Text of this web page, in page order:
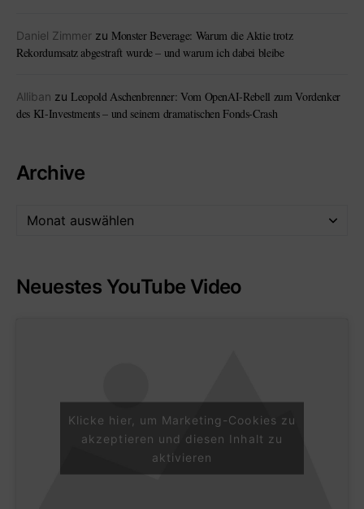
Daniel Zimmer zu Monster Beverage: Warum die Aktie trotz
Rekordumsatz abgestraft wurde – und warum ich dabei bleibe
Alliban zu Leopold Aschenbrenner: Vom OpenAI-Rebell zum Vordenker
des KI-Investments – und seinem dramatischen Fonds-Crash
Archive
Neuestes YouTube Video
Klicke hier, um Marketing-Cookies zu
akzeptieren und diesen Inhalt zu
aktivieren